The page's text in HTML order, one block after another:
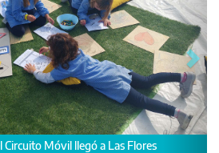
Móvil llegó a Las Flores